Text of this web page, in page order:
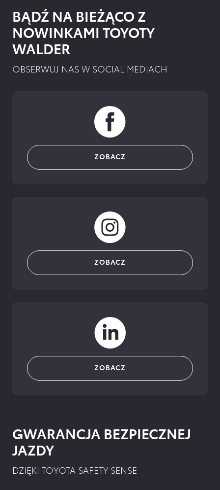
BĄDŹ NA BIEŻĄCO Z
NOWINKAMI TOYOTY
WALDER
OBSERWUJ NAS W SOCIAL MEDIACH
ZOBACZ
ZOBACZ
ZOBACZ
GWARANCJA BEZPIECZNEJ
JAZDY
DZIĘKI TOYOTA SAFETY SENSE